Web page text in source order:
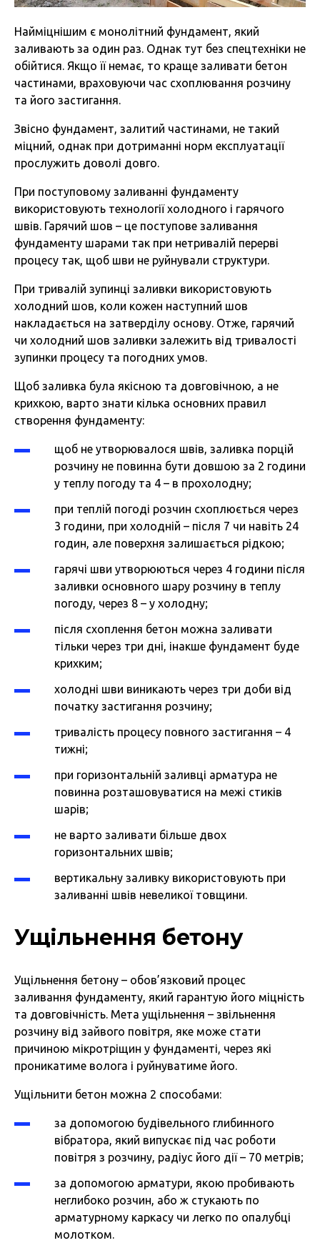
Найміцнішим є монолітний фундамент, який
заливають за один раз. Однак тут без спецтехніки не
обійтися. Якщо її немає, то краще заливати бетон
частинами, враховуючи час схоплювання розчину
та його застигання.
Звісно фундамент, залитий частинами, не такий
міцний, однак при дотриманні норм експлуатації
прослужить доволі довго.
При поступовому заливанні фундаменту
використовують технології холодного і гарячого
швів. Гарячий шов – це поступове заливання
фундаменту шарами так при нетривалій перерві
процесу так, щоб шви не руйнували структури.
При тривалій зупинці заливки використовують
холодний шов, коли кожен наступний шов
накладається на затверділу основу. Отже, гарячий
чи холодний шов заливки залежить від тривалості
зупинки процесу та погодних умов.
Щоб заливка була якісною та довговічною, а не
крихкою, варто знати кілька основних правил
створення фундаменту:
щоб не утворювалося швів, заливка порцій
розчину не повинна бути довшою за 2 години
у теплу погоду та 4 – в прохолодну;
при теплій погоді розчин схоплюється через
3 години, при холодній – після 7 чи навіть 24
годин, але поверхня залишається рідкою;
гарячі шви утворюються через 4 години після
заливки основного шару розчину в теплу
погоду, через 8 – у холодну;
після схоплення бетон можна заливати
тільки через три дні, інакше фундамент буде
крихким;
холодні шви виникають через три доби від
початку застигання розчину;
тривалість процесу повного застигання – 4
тижні;
при горизонтальній заливці арматура не
повинна розташовуватися на межі стиків
шарів;
не варто заливати більше двох
горизонтальних швів;
вертикальну заливку використовують при
заливанні швів невеликої товщини.
Ущільнення бетону
Ущільнення бетону – обов’язковий процес
заливання фундаменту, який гарантую його міцність
та довговічність. Мета ущільнення – звільнення
розчину від зайвого повітря, яке може стати
причиною мікротріщин у фундаменті, через які
проникатиме волога і руйнуватиме його.
Ущільнити бетон можна 2 способами:
за допомогою будівельного глибинного
вібратора, який випускає під час роботи
повітря з розчину, радіус його дії – 70 метрів;
за допомогою арматури, якою пробивають
неглибоко розчин, або ж стукають по
арматурному каркасу чи легко по опалубці
молотком.